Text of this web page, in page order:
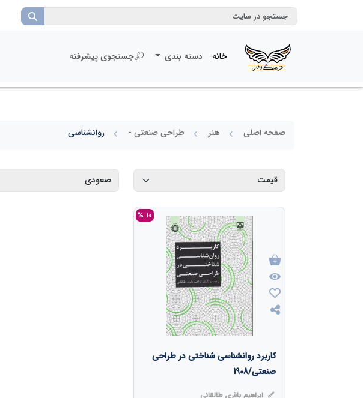
خانه دسته بندی جستجوی پیشرفته
صفحه اصلی هنر طراحی صنعتی - روانشناسی
10 %
کاربرد روانشناسی شناختی در طراحی
صنعتی/1908
ابراهیم باقری طالقانی